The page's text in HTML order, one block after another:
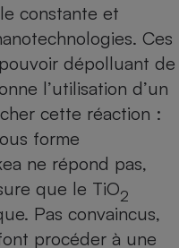
constante et
Ces
dépolluant de
l’utilisation d’un
cette réaction :
forme
ne répond pas,
que le TiO2
Pas convaincus,
procéder à une
bouteille
Banque
Lave-linge
Matelas
Antimoustique